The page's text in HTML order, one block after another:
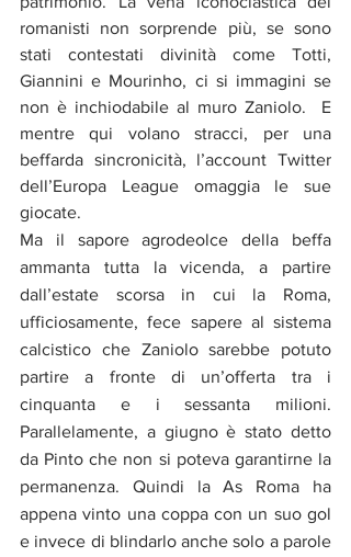
romanisti non sorprende più, se sono
stati contestati divinità come Totti,
Giannini e Mourinho, ci si immagini se
non è inchiodabile al muro Zaniolo.  E
mentre qui volano stracci, per una
beffarda sincronicità, l’account Twitter
dell’Europa League omaggia le sue
giocate.
Ma il sapore agrodeolce della beffa
ammanta tutta la vicenda, a partire
ufficiosamente, fece sapere al sistema
calcistico che Zaniolo sarebbe potuto
partire a fronte di un’offerta tra i
cinquanta e i sessanta milioni.
Parallelamente, a giugno è stato detto
da Pinto che non si poteva garantirne la
permanenza. Quindi la As Roma ha
appena vinto una coppa con un suo gol
e invece di blindarlo anche solo a parole